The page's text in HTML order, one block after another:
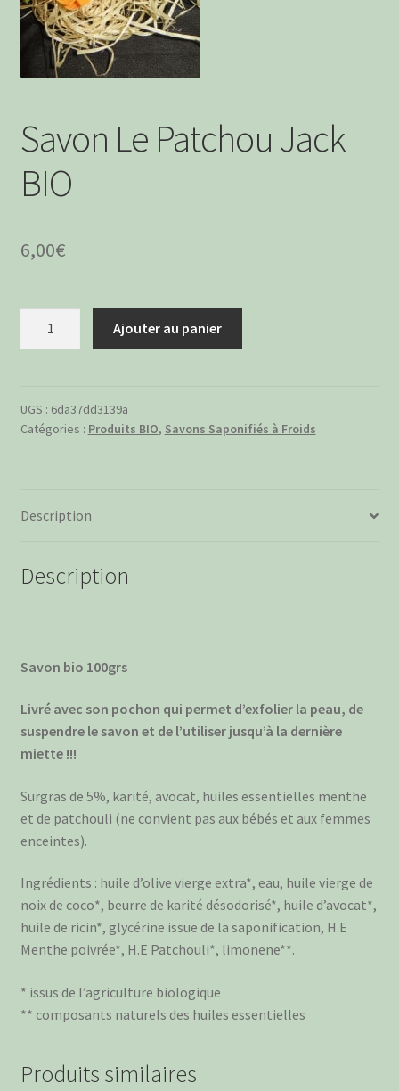
Boissons Alcoolisées
Apéritifs à boire
Savon Le Patchou Jack
BIO
6,00€
Patchou
Jack
Ajouter au panier
UGS : 6da37dd3139a
Catégories : Produits BIO, Savons Saponifiés à Froids
Description
Description
Savon bio 100grs
Livré avec son pochon qui permet d’exfolier la peau, de
suspendre le savon et de l’utiliser jusqu’à la dernière
miette !!!
Surgras de 5%, karité, avocat, huiles essentielles menthe
et de patchouli (ne convient pas aux bébés et aux femmes
enceintes).
Ingrédients : huile d’olive vierge extra*, eau, huile vierge de
noix de coco*, beurre de karité désodorisé*, huile d’avocat*,
huile de ricin*, glycérine issue de la saponification, H.E
Menthe poivrée*, H.E Patchouli*, limonene**.
* issus de l’agriculture biologique
** composants naturels des huiles essentielles
Produits similaires